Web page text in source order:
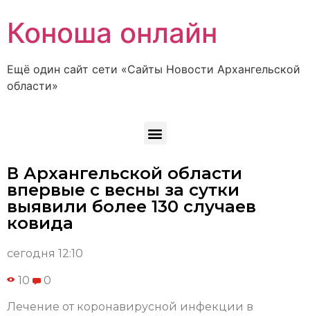
Коноша онлайн
Ещё один сайт сети «Сайты Новости Архангельской
области»
В Архангельской области
впервые с весны за сутки
выявили более 130 случаев
ковида
сегодня 12:10
10 0
Лечение от коронавирусной инфекции в